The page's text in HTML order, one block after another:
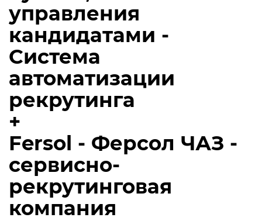
управления
кандидатами -
Система
автоматизации
рекрутинга
+
Fersol - Ферсол ЧАЗ -
сервисно-
рекрутинговая
компания